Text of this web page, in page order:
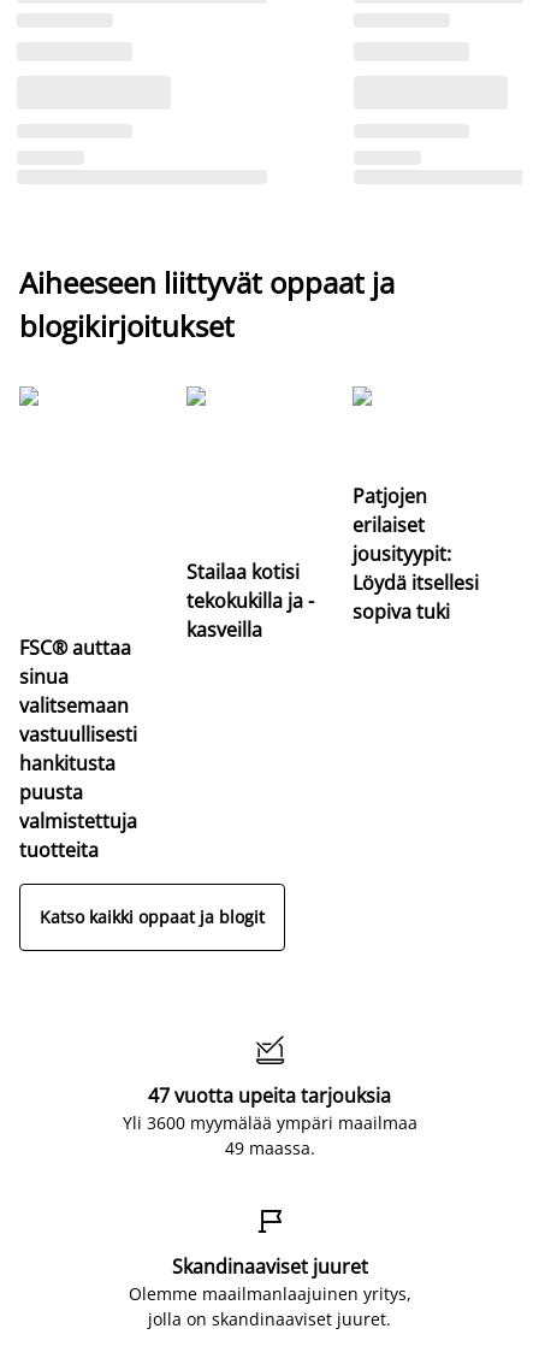
Aiheeseen liittyvät oppaat ja
blogikirjoitukset
FSC® auttaa
sinua
valitsemaan
vastuullisesti
hankitusta
puusta
valmistettuja
tuotteita
Stailaa kotisi
tekokukilla ja -
kasveilla
Patjojen
erilaiset
jousityypit:
Löydä itsellesi
sopiva tuki
Katso kaikki oppaat ja blogit

47 vuotta upeita tarjouksia
Yli 3600 myymälää ympäri maailmaa
49 maassa.

Skandinaaviset juuret
Olemme maailmanlaajuinen yritys,
jolla on skandinaaviset juuret.